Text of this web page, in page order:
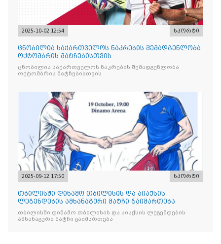
2025-10-02 12:54 სპორტი
ცნობილია საქართველოს ნაკრების შემადგენლობა
ოქტომბრის მატჩებისთვის
ცნობილია საქართველოს ნაკრების შემადგენლობა
ოქტომბრის მატჩებისთვის
2025-09-12 17:50 სპორტი
თბილისში დინამო თბილისის და აიაქსის
ლეგენდების ამხანაგური მატჩი გაიმართება
თბილისში დინამო თბილისის და აიაქსის ლეგენდების
ამხანაგური მატჩი გაიმართება